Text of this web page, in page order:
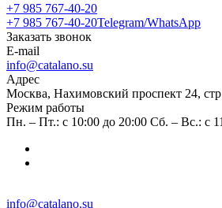
+7 985 767-40-20
+7 985 767-40-20Telegram/WhatsApp
Заказать звонок
E-mail
info@catalano.su
Адрес
Москва, Нахимовский проспект 24,
Режим работы
Пн. – Пт.: с 10:00 до 20:00 Сб. – Вс.: с
info@catalano.su